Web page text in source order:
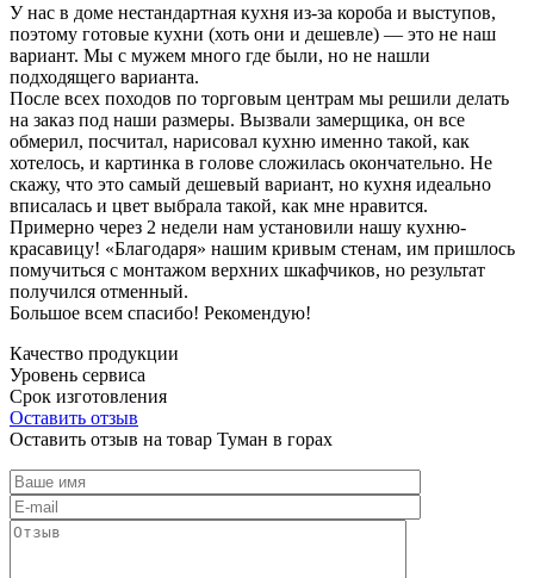
У нас в доме нестандартная кухня из-за короба и выступов,
поэтому готовые кухни (хоть они и дешевле) — это не наш
вариант. Мы с мужем много где были, но не нашли
подходящего варианта.
После всех походов по торговым центрам мы решили делать
на заказ под наши размеры. Вызвали замерщика, он все
обмерил, посчитал, нарисовал кухню именно такой, как
хотелось, и картинка в голове сложилась окончательно. Не
скажу, что это самый дешевый вариант, но кухня идеально
вписалась и цвет выбрала такой, как мне нравится.
Примерно через 2 недели нам установили нашу кухню-
красавицу! «Благодаря» нашим кривым стенам, им пришлось
помучиться с монтажом верхних шкафчиков, но результат
получился отменный.
Большое всем спасибо! Рекомендую!
Качество продукции
Уровень сервиса
Срок изготовления
Оставить отзыв
Оставить отзыв на товар Туман в горах